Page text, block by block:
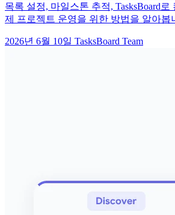
목록 설정, 마일스톤 추적, TasksBoard
제 프로젝트 운영을 위한 방법을 알아봅
2026년 6월 10일 TasksBoard Team